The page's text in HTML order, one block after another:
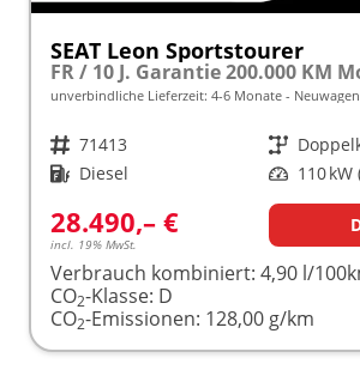
SEAT Leon Sportstourer
unverbindliche Lieferzeit: 4-6 Monate
Fahrzeugnr. 71413 Getriebe
Kraftstoff Diesel Leistung 110 kW
28.490,– €
incl. 19% MwSt.
Verbrauch kombiniert: 4,90 l/
CO2-Klasse: D
CO2-Emissionen: 128,00 g/km